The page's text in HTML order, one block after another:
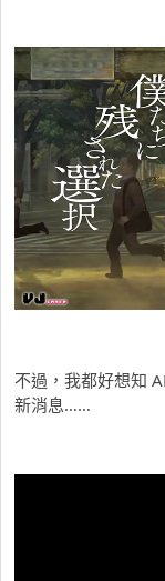
不過，我都好想知
新消息……